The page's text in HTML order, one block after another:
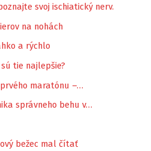
svoj ischiatický nerv.
na nohách
a rýchlo
tie najlepšie?
maratónu –…
správneho behu v…
bežec mal čítať